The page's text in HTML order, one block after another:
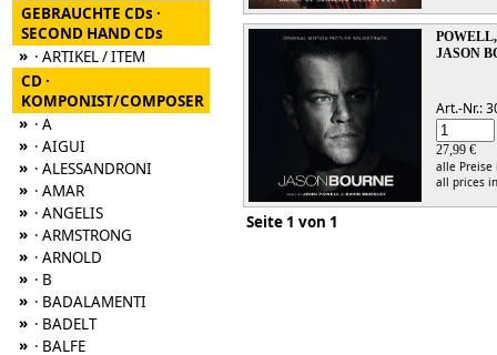
GEBRAUCHTE CDs ·
SECOND HAND CDs
» · ARTIKEL / ITEM
CD ·
KOMPONIST/COMPOSER
» · A
» · AIGUI
» · ALESSANDRONI
» · AMAR
» · ANGELIS
» · ARMSTRONG
» · ARNOLD
» · B
» · BADALAMENTI
» · BADELT
» · BALFE
JASON
Art.-Nr.:
27,99 €
alle
all prices
Seite 1 von 1